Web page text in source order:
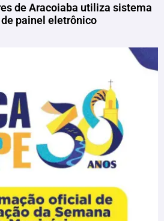
de Aracoiaba utiliza sistema
painel eletrônico